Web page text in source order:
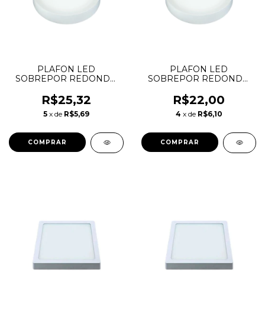
PLAFON LED
SOBREPOR REDONDO
TASCHIBRA
R$25,32
5 x de R$5,69
PLAFON LED
SOBREPOR REDONDO
TASCHIBRA
R$22,00
4 x de R$6,10